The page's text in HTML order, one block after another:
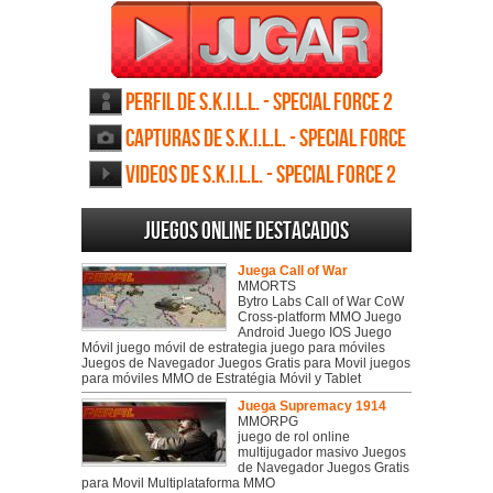
Perfil de S.K.I.L.L. - Special Force 2
Capturas de S.K.I.L.L. - Special Force
2
Videos de S.K.I.L.L. - Special Force 2
Juegos online destacados
Juega Call of War
MMORTS
Bytro Labs Call of War CoW
Cross-platform MMO Juego
Android Juego IOS Juego
Móvil juego móvil de estrategia juego para móviles
Juegos de Navegador Juegos Gratis para Movil juegos
para móviles MMO de Estratégia Móvil y Tablet
Juega Supremacy 1914
MMORPG
juego de rol online
multijugador masivo Juegos
de Navegador Juegos Gratis
para Movil Multiplataforma MMO